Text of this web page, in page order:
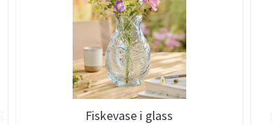
Fiskevase i glass